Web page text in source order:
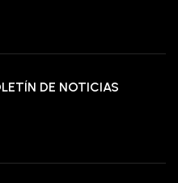
DE NOTICIAS